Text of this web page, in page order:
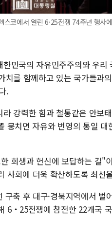
코에서 열린 6·25전쟁 74주년 행사
민국의 자유민주주의와 우리
를 함께하고 있는 국가들과
.
강력한 힘과 철통같은 안보
뭉치면 자유와 번영의 통일 대
희생과 헌신에 보답하는 길
사회에 더욱 확산하도록 최선
축 후 대구·경북지역에서 벌
6‧25전쟁에 참전한 22개국